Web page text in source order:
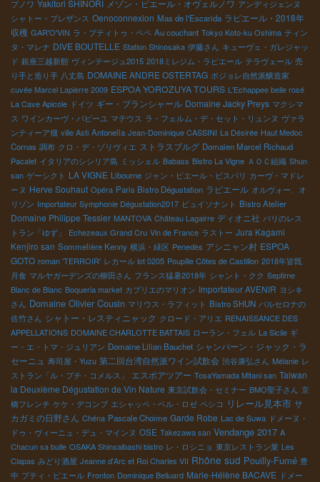
ブノワ Yakitori SHINORI メゾン・ピエール・オヴェルノワ アンディジェンヌ
シャトー・プレザンス Oenoconnexion Mas de l'Escarida ラピエール・2018年
収穫 GAR'O'VIN ラ・プティトゥ・ペペ Au couchant Tokyo Koto-ku Oshima ティン
タ・マレナ DIVE BOUTELLE Station Shinosaka 伊藤さん キューヴェ・ガレジャッ
ド 銀座三越新館 ヴィンテージュ2015 2018ミレジム・ラピエール テラヴェール 売
り手と造り手 八丈島 DOMAINE ANDRE OSTERTAG ボジョレ自然派醸造家
cuvée Marcel Lapierre 2009 ESPOA YOROZUYA TOURS L'Echappee belle rosé
La Cave Apicole ドイツ ギー・ブランシャール Domaine Jacky Preys マクシマ
ス ワインカーヴ・パピーユ マテウス ラ・フェルム・デ・セット・リュンヌ ヴァラ
ンティーア畑 ville Asti Antonella Jean-Dominique CASSINI La Désirée Haut Medoc
Cornas 調布 クロ・デ・ゾリヴィエ ストラスブルグ Domaien Marcel Richaud
Pacalet イタリアのシシリア島 ミッシェル Babass Bistro La Vigne ＡＯＣ組織 Shun
san ゲーシクト LA VIGNE Libourne ジャン・ピエール・ビスパリ カーヴ・マドレ
ーヌ Herve Souhaut Opéra Paris Bistro Dégustation ラピエール オルヴォー、オ
リゾン Importateur Symphonie Dégustation2017 ビュイソナント Bistro Atelier
Domaine Philippe Tessier MANTOVA Château Lagairre ディオニ社 パリのレス
トラン「ゆず」
Echezeaux Grand Cru Vin de France ラストー Jura Kagami
Kenjiro san Sommelière Kenny 横浜・緑区 Penedès アシニャン村 ESPOA
GOTO roman 'TERROIR' レカール lot 0205 Poupille Côtes de Castillon 2018年皆既
月食 マルヤガーデンズの柳田さん フランス猛暑2018年 シャント・クク Septime
Blanc de Blanc Boqueria market カプリエのマリオン Importateur AVENIR ヨシキ
さん Domaine Olivier Cousin マリウス・ラフィット Bistro SHUN バルセロナの
佐竹さん シャトー・レスティニャック クロード・アリエ RENAISSANCE DES
APPELLATIONS DOMAINE CHARLOTTE BATTAIS ローラン・フェル La Sicile ギ
ー・エ・トマ・ジュリアン Domaine Lilian Bauchet シャンパーン・ジャック・ラ
セーニュ 寿司屋・Yuzu 第二回台湾自然派ワイン試飲会 渋谷康弘さん Mélanie レ
ストラン「ル・プチ・コメルス」
エスポアツアー TosaYamada Mitani san Taiwan
la Deuxième Dégustation de Vin Nature 東京試飲会・セミナー BMO聖子さん 京
橋フレンチ ケケ・デコンブ エシャッペ・ベル・ロゼ ペシコ リレール見本市 サ
カガミの日野さん Chéna Pascale Choime Garde Robe Lac de Suwa ドメーヌ・
ドゥ・ヴィーニュ・デュ・マインヌ OSE Takezawa san Vendange 2017 A
Chacun sa bulle OSAKA Shinsaibashi bistro レ・ロシニョ 東京レストラン業 Les
Clapas みどり酒屋 Jeanne d'Arc et Roi Charles VII Rhône sud Pouilly-Fumé 豊
中 プティ・ピエール Fronton Dominique Belluard Marie-Hélène BACAVE ドメー